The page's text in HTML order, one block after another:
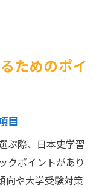
ためのポイ
目
ぶ際、日本史学習
クポイントがあり
向や大学受験対策